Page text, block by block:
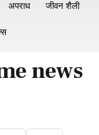
अपराध जीवन शैली
news